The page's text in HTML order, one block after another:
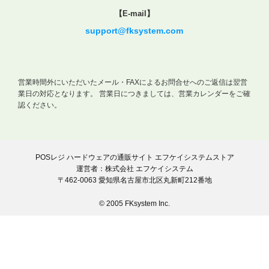
【E-mail】
support@fksystem.com
営業時間外にいただいたメール・FAXによるお問合せへのご返信は翌営
業日の対応となります。
営業日につきましては、営業カレンダーをご確
認ください。
POSレジ ハードウェアの通販サイト エフケイシステムストア
運営者：株式会社 エフケイシステム
〒462-0063 愛知県名古屋市北区丸新町212番地
© 2005 FKsystem Inc.